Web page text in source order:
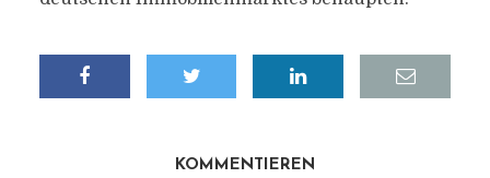
KOMMENTIEREN